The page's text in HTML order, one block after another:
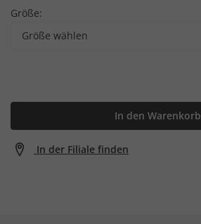
Größe:
Größe wählen
In den Warenkorb
In der Filiale finden